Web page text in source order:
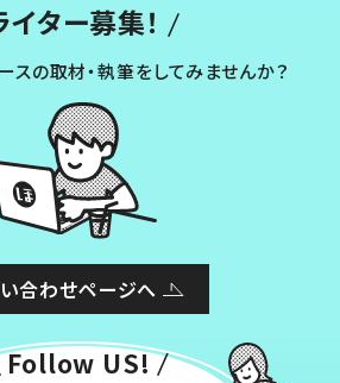
イター募集！
スの取材・執筆をしてみませんか？
合わせページへ
Follow US!